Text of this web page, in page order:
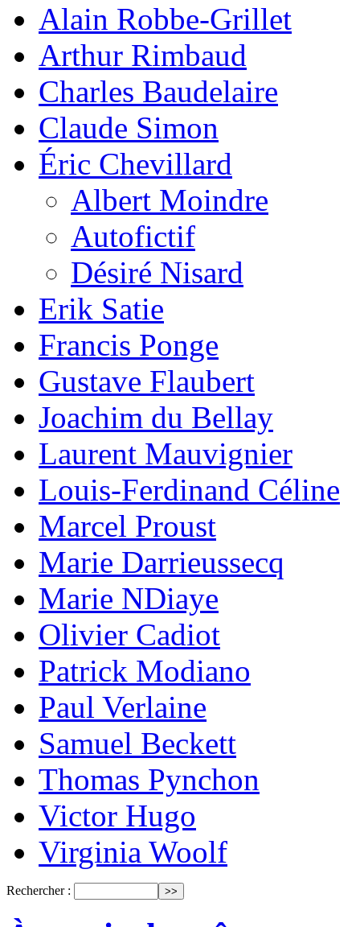
Alain Robbe-Grillet
Arthur Rimbaud
Charles Baudelaire
Claude Simon
Éric Chevillard
Albert Moindre
Autofictif
Désiré Nisard
Erik Satie
Francis Ponge
Gustave Flaubert
Joachim du Bellay
Laurent Mauvignier
Louis-Ferdinand Céline
Marcel Proust
Marie Darrieussecq
Marie NDiaye
Olivier Cadiot
Patrick Modiano
Paul Verlaine
Samuel Beckett
Thomas Pynchon
Victor Hugo
Virginia Woolf
Rechercher :